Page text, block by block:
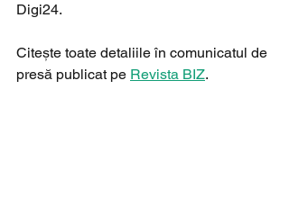
Digi24.
Citește toate detaliile în comunicatul de
presă publicat pe Revista BIZ.